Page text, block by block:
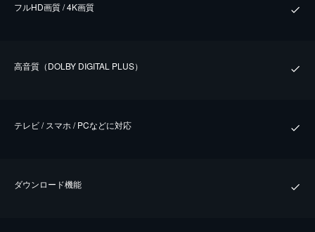
フルHD画質 / 4K画質
⾼⾳質（DOLBY DIGITAL PLUS）
テレビ / スマホ / PCなどに対応
ダウンロード機能